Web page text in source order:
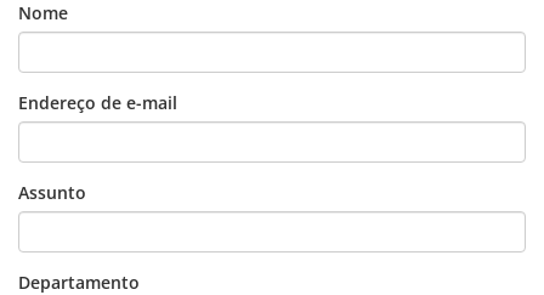
Nome
Endereço de e-mail
Assunto
Departamento